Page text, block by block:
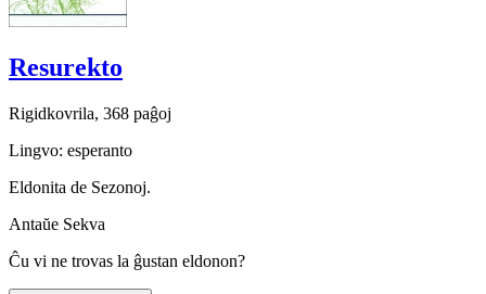
Resurekto
Rigidkovrila, 368 paĝoj
Lingvo: esperanto
Eldonita de Sezonoj.
Antaŭe Sekva
Ĉu vi ne trovas la ĝustan eldonon?